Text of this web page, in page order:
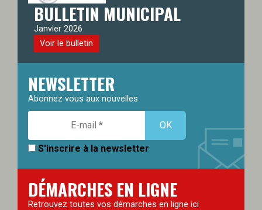
BULLETIN MUNICIPAL
Janvier 2026
Voir le bulletin
NEWSLETTER
Abonnez vous aux nouvelles
S'inscrire à la newsletter
DÉMARCHES EN LIGNE
Retrouvez toutes vos démarches en ligne ici